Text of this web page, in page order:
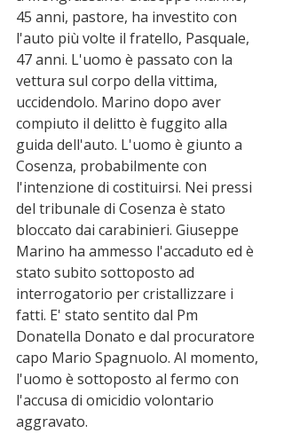
45 anni, pastore, ha investito con
l'auto più volte il fratello, Pasquale,
47 anni. L'uomo è passato con la
vettura sul corpo della vittima,
uccidendolo. Marino dopo aver
compiuto il delitto è fuggito alla
guida dell'auto. L'uomo è giunto a
Cosenza, probabilmente con
l'intenzione di costituirsi. Nei pressi
del tribunale di Cosenza è stato
bloccato dai carabinieri. Giuseppe
Marino ha ammesso l'accaduto ed è
stato subito sottoposto ad
interrogatorio per cristallizzare i
fatti. E' stato sentito dal Pm
Donatella Donato e dal procuratore
capo Mario Spagnuolo. Al momento,
l'uomo è sottoposto al fermo con
l'accusa di omicidio volontario
aggravato.